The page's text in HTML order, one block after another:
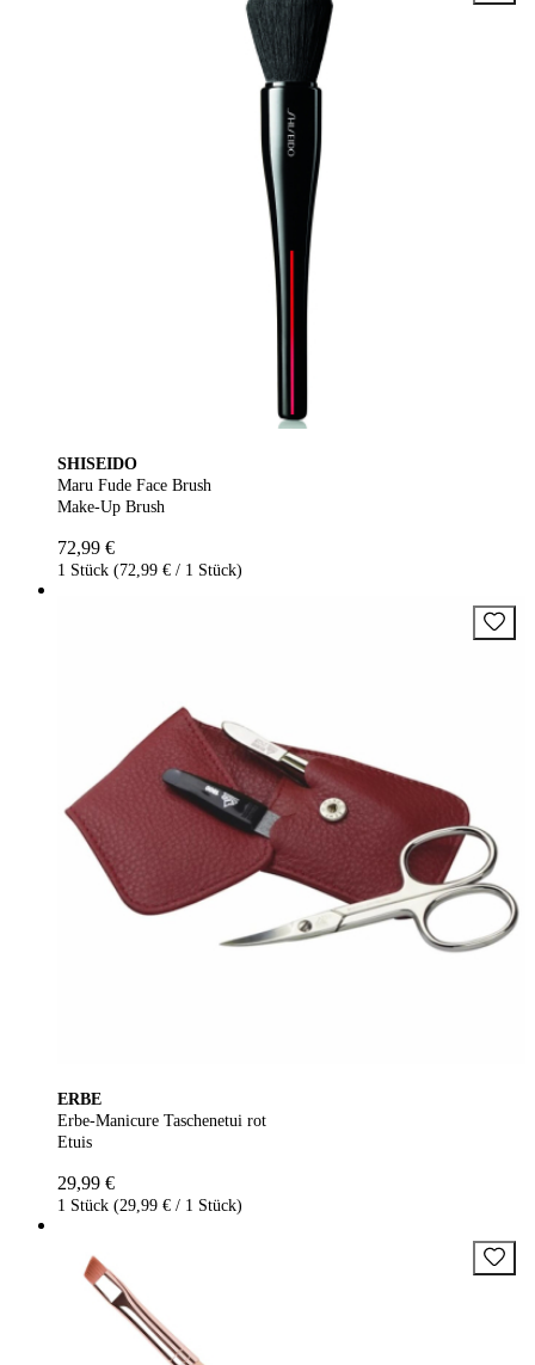
SHISEIDO
Maru Fude Face Brush
Make-Up Brush
72,99 €
1 Stück (72,99 € / 1 Stück)
ERBE
Erbe-Manicure Taschenetui rot
Etuis
29,99 €
1 Stück (29,99 € / 1 Stück)